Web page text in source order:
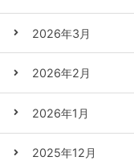
2026年3月
2026年2月
2026年1月
2025年12月